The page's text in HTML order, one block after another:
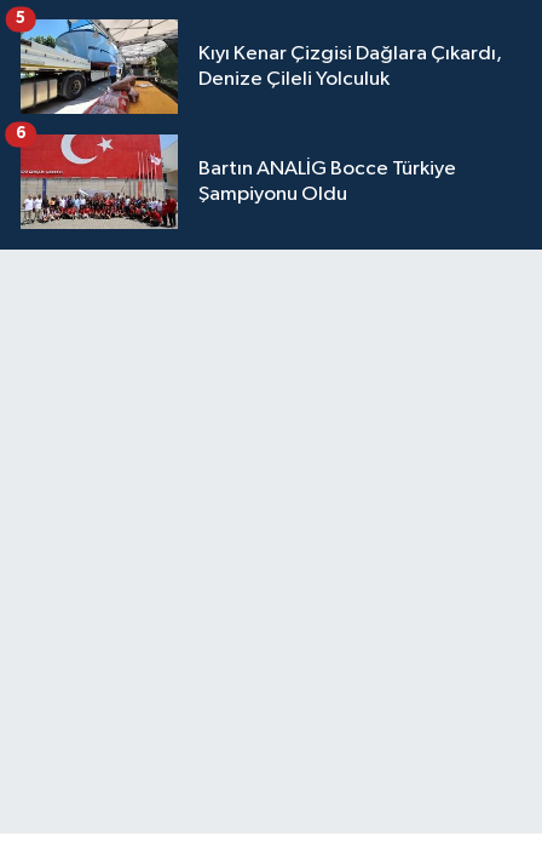
Kıyı Kenar Çizgisi Dağlara Çıkardı,
Denize Çileli Yolculuk
5
Bartın ANALİG Bocce Türkiye
Şampiyonu Oldu
6